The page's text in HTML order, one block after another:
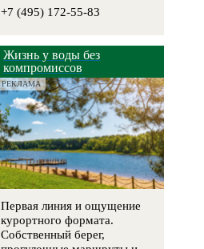
+7 (495) 172-55-83
Жизнь у воды без
компромиссов
РЕКЛАМА
Первая линия и ощущение
курортного формата.
Собственный берег,